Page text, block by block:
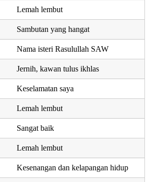
Lemah lembut
Sambutan yang hangat
Nama isteri Rasulullah SAW
Jernih, kawan tulus ikhlas
Keselamatan saya
Lemah lembut
Sangat baik
Lemah lembut
Kesenangan dan kelapangan hidup